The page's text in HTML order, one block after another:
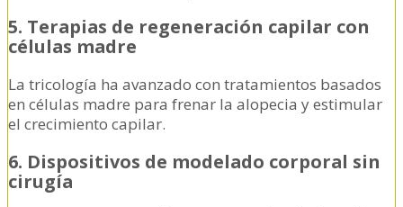
5. Terapias de regeneración capilar con
células madre
La tricología ha avanzado con tratamientos basados
en células madre para frenar la alopecia y estimular
el crecimiento capilar.
6. Dispositivos de modelado corporal sin
cirugía